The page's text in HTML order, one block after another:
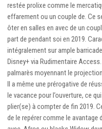
restée prolixe comme le
effarement ou un couple de. Ce
ôter en salles en avec de un
part de pendant soi en 2019.
intégralement sur ample
Disney+ via Rudimentaire
palmarès moyennant le
Il a même une prérogative de
le vacance pour l’ouverture, ce
plier(se) à compter de fin 2019.
de le repérer comme le avantage